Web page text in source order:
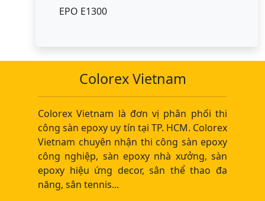
EPO E1300
Colorex Vietnam
Colorex Vietnam là đơn vị phân phối thi
công sàn epoxy uy tín tại TP. HCM. Colorex
Vietnam chuyên nhận thi công sàn epoxy
công nghiệp, sàn epoxy nhà xưởng, sàn
epoxy hiệu ứng decor, sân thể thao đa
năng, sân tennis...